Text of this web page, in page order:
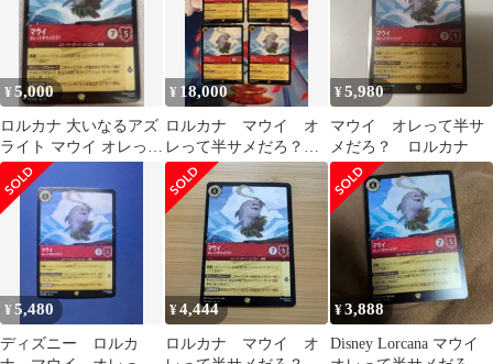
¥5,000
ロルカナ 大いなるアズ
ライト マウイ オレって
半サメだろ？ レジェン
ダリー 美品
¥ 18,000
ロルカナ マウイ オ
レって半サメだろ？ 4
枚 レジェンダリー
¥5,980
マウイ オレって半サ
メだろ？ ロルカナ
¥5,480
ディズニー ロルカ
¥4,444
ロルカナ マウイ オ
¥3,888
Disney Lorcana マウイ